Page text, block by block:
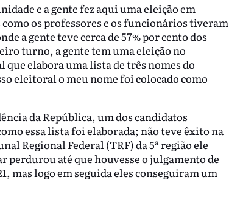
e a gente fez aqui uma eleição em
os professores e os funcionários tiveram
a gente teve cerca de 57% por cento dos
turno, a gente tem uma eleição no
elabora uma lista de três nomes do
eleitoral o meu nome foi colocado como
da República, um dos candidatos
essa lista foi elaborada; não teve êxito na
Regional Federal (TRF) da 5ª região ele
até que houvesse o julgamento de
mas logo em seguida eles conseguiram um